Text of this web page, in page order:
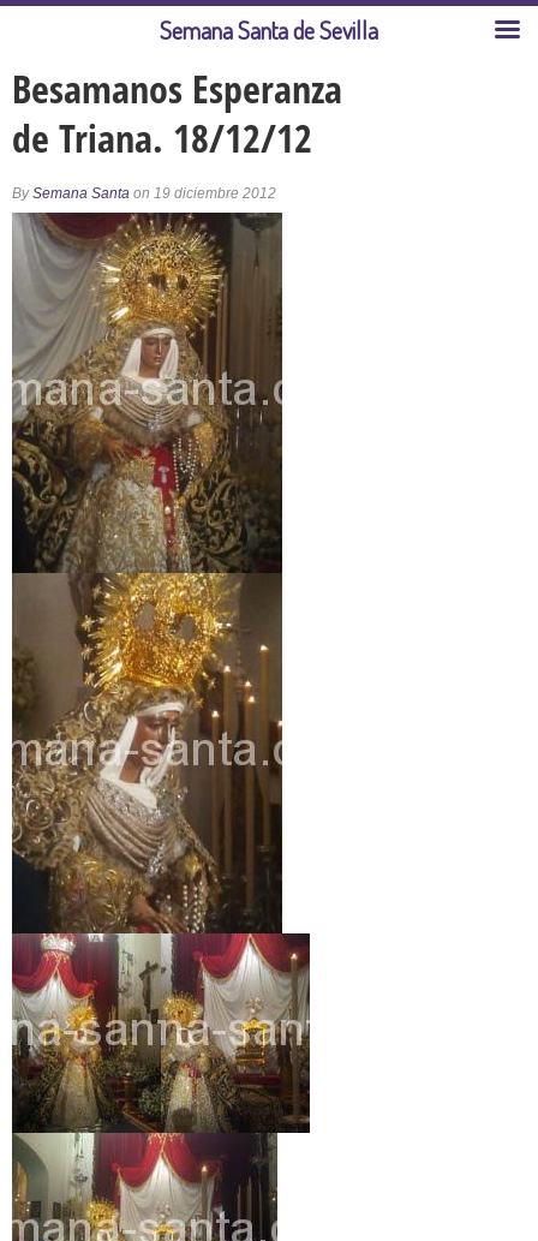
Besamanos Esperanza
de Triana. 18/12/12
BySemana Santa on 19 diciembre 2012
Semana Santa de Sevilla